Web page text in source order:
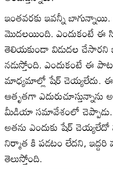
ఇంతవరకు ఇవన్నీ బాగున్నాయి.
మొదలయింది. ఎందుకంటే ఈ
తెలియకుండా విడుదల చేసారని
నడుస్తోంది. ఎందుకంటే ఈ
మాధ్యమాల్లో షేర్ చెయ్యలేదు.
ఆతృతగా ఎదురుచూస్తున్నాను
మీడియా సమావేశంలో
అతను ఎందుకు షేర్
నిర్మాత కి పడటం లేదని, ఇద్దరి
తెలుస్తోంది.